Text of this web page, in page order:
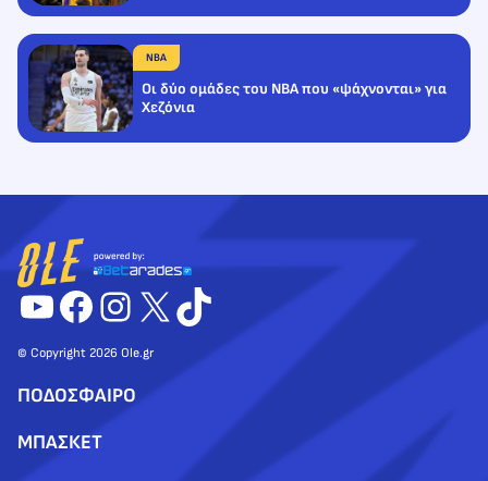
NBA
Οι δύο ομάδες του NBA που «ψάχνονται» για
Χεζόνια
YouTube
Facebook
Instagram
X TikTok
© Copyright 2026 Ole.gr
ΠΟΔΟΣΦΑΙΡΟ
ΜΠΑΣΚΕΤ